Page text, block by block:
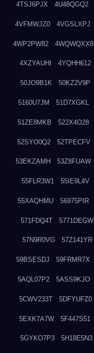
4TSJ6PJX 4U48QGQ2
4VFMWJZ0 4VGSLXPJ
4WP2PW82 4WQWQXX8
4XZYAUHI 4YQHH612
50JO9B1K 50KZ2V9P
5160U7JM 51D7XGKL
51ZE8MKB 522X4O28
52SYO0Q2 52TPECFV
53EKZAMH 53Z8FUAW
55FLR3W1 55IE9L4V
55XAQHMU 56975PIR
571FDQ4T 5771DEGW
57N9R0VG 57Z141YR
59BSESDJ 59FRMR7X
5AQL07P2 5ASS9KJO
5CWV233T 5DFYUFZ0
5EXK7A7W 5F447S51
5GYKO7P3 5H18E5N3